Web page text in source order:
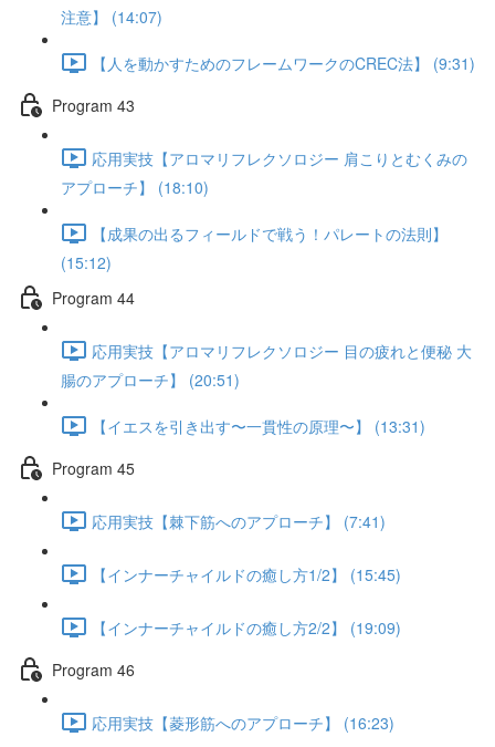
注意】 (14:07)
【人を動かすためのフレームワークのCREC法】 (9:31)
Program 43
応用実技【アロマリフレクソロジー 肩こりとむくみの
アプローチ】 (18:10)
【成果の出るフィールドで戦う！パレートの法則】
(15:12)
Program 44
応用実技【アロマリフレクソロジー 目の疲れと便秘 大
腸のアプローチ】 (20:51)
【イエスを引き出す〜一貫性の原理〜】 (13:31)
Program 45
応用実技【棘下筋へのアプローチ】 (7:41)
【インナーチャイルドの癒し方1/2】 (15:45)
【インナーチャイルドの癒し方2/2】 (19:09)
Program 46
応用実技【菱形筋へのアプローチ】 (16:23)